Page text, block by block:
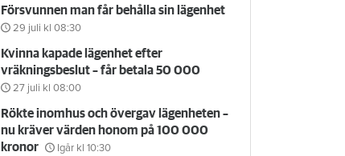
Försvunnen man får behålla sin lägenhet
29 juli kl 08:30
Kvinna kapade lägenhet efter
vräkningsbeslut – får betala 50 000
27 juli kl 08:00
Rökte inomhus och övergav lägenheten –
nu kräver värden honom på 100 000
kronor
Igår kl 10:30